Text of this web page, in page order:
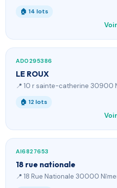
🏠 14 lots
AD0295386
LE ROUX
📍 10 r sainte-catherine 30900
🏠 12 lots
AI6827653
18 rue nationale
📍 18 Rue Nationale 30000